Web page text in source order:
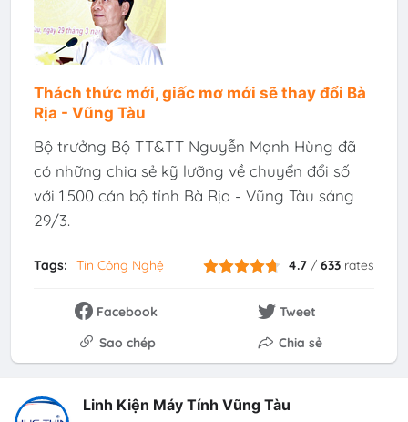
Thách thức mới, giấc mơ mới sẽ thay đổi Bà
Rịa - Vũng Tàu
Bộ trưởng Bộ TT&TT Nguyễn Mạnh Hùng đã
có những chia sẻ kỹ lưỡng về chuyển đổi số
với 1.500 cán bộ tỉnh Bà Rịa - Vũng Tàu sáng
29/3.
Tags: Tin Công Nghệ 4.7 /633 rates
Facebook
Tweet
Sao chép
Chia sẻ
Linh Kiện Máy Tính Vũng Tàu